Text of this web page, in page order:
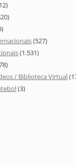
(527)
(1.531)
/ Biblioteca Virtual
(3)